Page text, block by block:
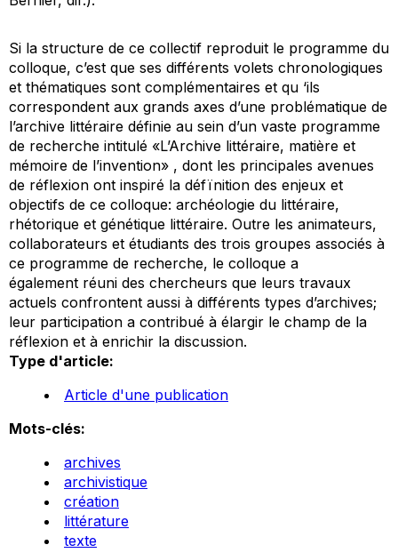
Si la structure de ce collectif reproduit le programme du
colloque, c’est que ses différents volets chronologiques
et thématiques sont complémentaires et qu ‘ils
correspondent aux grands axes d’une problématique de
l’archive littéraire définie au sein d’un vaste programme
de recherche intitulé «L’Archive littéraire, matière et
mémoire de l’invention» , dont les principales avenues
de réflexion ont inspiré la défïnition des enjeux et
objectifs de ce colloque: archéologie du littéraire,
rhétorique et génétique littéraire. Outre les animateurs,
collaborateurs et étudiants des trois groupes associés à
ce programme de recherche, le colloque a
également réuni des chercheurs que leurs travaux
actuels confrontent aussi à différents types d’archives;
leur participation a contribué à élargir le champ de la
réflexion et à enrichir la discussion.
Type d'article:
Article d'une publication
Mots-clés:
archives
archivistique
création
littérature
texte